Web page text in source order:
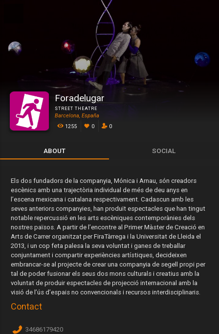
Foradelugar
STREET THEATRE
Barcelona, España
1255
0 0
ABOUT SOCIAL
Els dos fundadors de la companyia, Mónica i Arnau, són creadors
escènics amb una trajectòria individual de més de deu anys en
l’escena mexicana i catalana respectivament. Cadascun amb les
seves anteriors companyies, han produït espectacles que han tingut
notable repercussió en les arts escèniques contemporànies dels
nostres països. A partir de l’encontre al Primer Màster de Creació en
Arts de Carrer organitzat per FiraTàrrega i la Universitat de Lleida el
2013, i un cop feta palesa la seva voluntat i ganes de treballar
conjuntament i compartir experiències artístiques, decideixen
embrancar-se al projecte de crear una companyia de segell propi per
tal de poder fusionar els seus dos mons culturals i creatius amb la
voluntat de produir espectacles de projecció internacional amb la
visió de l’ús d’espais no convencionals i recursos interdisciplinaris.
Contact
34686179420